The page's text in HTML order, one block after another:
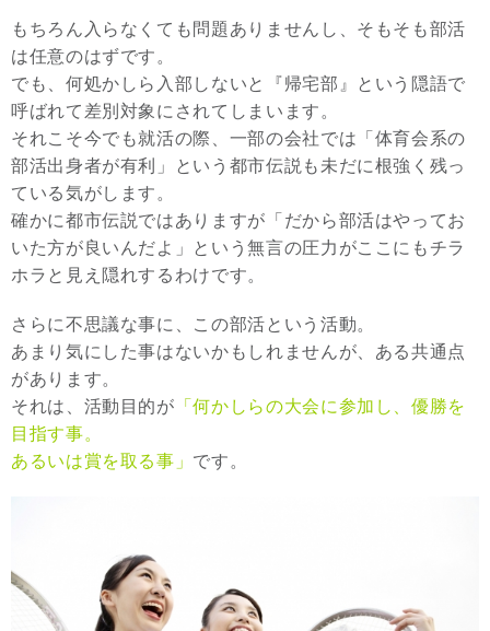
もちろん入らなくても問題ありませんし、そもそも部活
は任意のはずです。
でも、何処かしら入部しないと『帰宅部』という隠語で
呼ばれて差別対象にされてしまいます。
それこそ今でも就活の際、一部の会社では「体育会系の
部活出身者が有利」という都市伝説も未だに根強く残っ
ている気がします。
確かに都市伝説ではありますが「だから部活はやってお
いた方が良いんだよ」という無言の圧力がここにもチラ
ホラと見え隠れするわけです。
さらに不思議な事に、この部活という活動。
あまり気にした事はないかもしれませんが、ある共通点
があります。
それは、活動目的が 「何かしらの大会に参加し、優勝を
目指す事。
あるいは賞を取る事」 です。